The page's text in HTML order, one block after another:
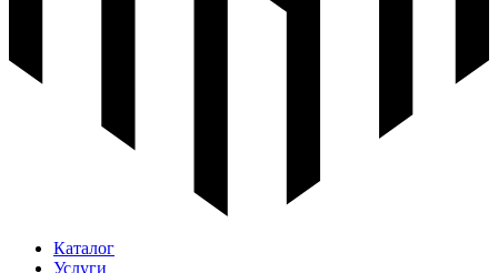
Каталог
Услуги